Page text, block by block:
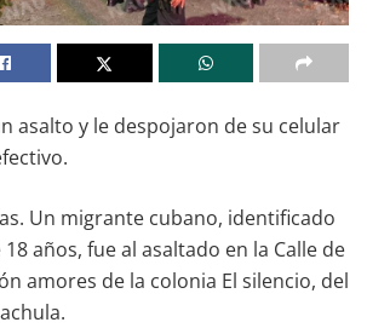
asalto y le despojaron de su celular
Un migrante cubano, identificado
años, fue al asaltado en la Calle de
amores de la colonia El silencio, del